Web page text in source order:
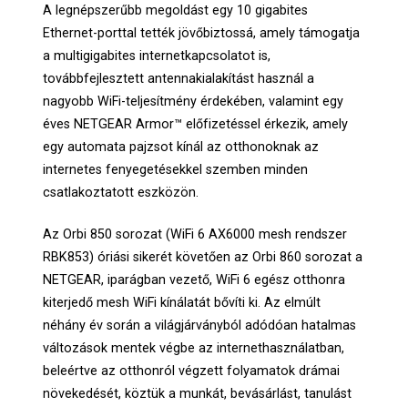
A legnépszerűbb megoldást egy 10 gigabites
Ethernet-porttal tették jövőbiztossá, amely támogatja
a multigigabites internetkapcsolatot is,
továbbfejlesztett antennakialakítást használ a
nagyobb WiFi-teljesítmény érdekében, valamint egy
éves NETGEAR Armor™ előfizetéssel érkezik, amely
egy automata pajzsot kínál az otthonoknak az
internetes fenyegetésekkel szemben minden
csatlakoztatott eszközön.
Az Orbi 850 sorozat (WiFi 6 AX6000 mesh rendszer
RBK853) óriási sikerét követően az Orbi 860 sorozat a
NETGEAR, iparágban vezető, WiFi 6 egész otthonra
kiterjedő mesh WiFi kínálatát bővíti ki. Az elmúlt
néhány év során a világjárványból adódóan hatalmas
változások mentek végbe az internethasználatban,
beleértve az otthonról végzett folyamatok drámai
növekedését, köztük a munkát, bevásárlást, tanulást